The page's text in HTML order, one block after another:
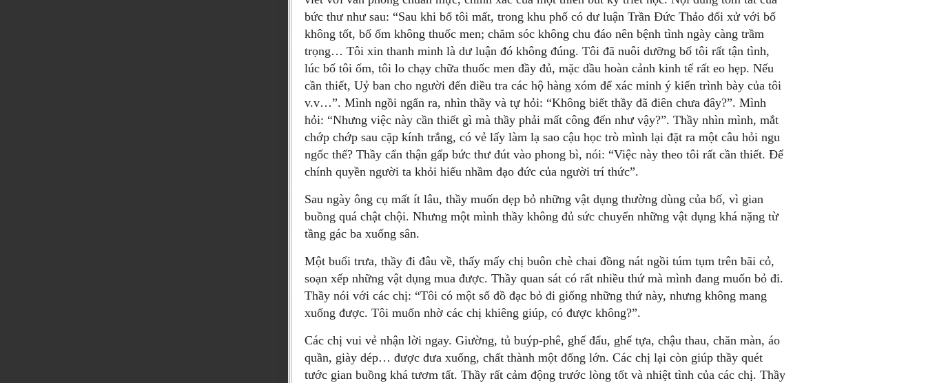
bức thư như sau: “Sau khi bố tôi mất, trong khu phố có dư luận Trần Đức Thảo đối xử với bố
không tốt, bố ốm không thuốc men; chăm sóc không chu đáo nên bệnh tình ngày càng trầm
trọng… Tôi xin thanh minh là dư luận đó không đúng. Tôi đã nuôi dưỡng bố tôi rất tận tình,
lúc bố tôi ốm, tôi lo chạy chữa thuốc men đầy đủ, mặc dầu hoàn cảnh kinh tế rất eo hẹp. Nếu
cần thiết, Uỷ ban cho người đến điều tra các hộ hàng xóm để xác minh ý kiến trình bày của tôi
v.v…”. Mình ngồi ngẩn ra, nhìn thầy và tự hỏi: “Không biết thầy đã điên chưa đây?”. Mình
hỏi: “Nhưng việc này cần thiết gì mà thầy phải mất công đến như vậy?”. Thầy nhìn mình, mắt
chớp chớp sau cặp kính trắng, có vẻ lấy làm lạ sao cậu học trò mình lại đặt ra một câu hỏi ngu
ngốc thế? Thầy cẩn thận gấp bức thư đút vào phong bì, nói: “Việc này theo tôi rất cần thiết. Để
chính quyền người ta khỏi hiểu nhầm đạo đức của người trí thức”.
Sau ngày ông cụ mất ít lâu, thầy muốn dẹp bỏ những vật dụng thường dùng của bố, vì gian
buồng quá chật chội. Nhưng một mình thầy không đủ sức chuyển những vật dụng khá nặng từ
tầng gác ba xuống sân.
Một buổi trưa, thầy đi đâu về, thấy mấy chị buôn chè chai đồng nát ngồi túm tụm trên bãi cỏ,
soạn xếp những vật dụng mua được. Thầy quan sát có rất nhiều thứ mà mình đang muốn bỏ đi.
Thầy nói với các chị: “Tôi có một số đồ đạc bỏ đi giống những thứ này, nhưng không mang
xuống được. Tôi muốn nhờ các chị khiêng giúp, có được không?”.
Các chị vui vẻ nhận lời ngay. Giường, tủ buýp-phê, ghế đẩu, ghế tựa, chậu thau, chăn màn, áo
quần, giày dép… được đưa xuống, chất thành một đống lớn. Các chị lại còn giúp thầy quét
tước gian buồng khá tươm tất. Thầy rất cảm động trước lòng tốt và nhiệt tình của các chị. Thầy